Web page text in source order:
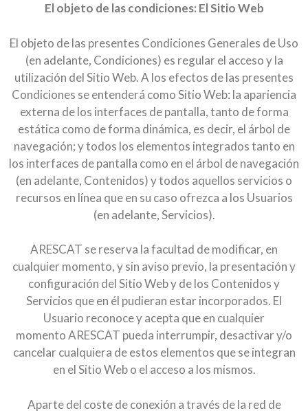
El objeto de las condiciones: El Sitio Web
El objeto de las presentes Condiciones Generales de Uso
(en adelante, Condiciones) es regular el acceso y la
utilización del Sitio Web. A los efectos de las presentes
Condiciones se entenderá como Sitio Web: la apariencia
externa de los interfaces de pantalla, tanto de forma
estática como de forma dinámica, es decir, el árbol de
navegación; y todos los elementos integrados tanto en
los interfaces de pantalla como en el árbol de navegación
(en adelante, Contenidos) y todos aquellos servicios o
recursos en línea que en su caso ofrezca a los Usuarios
(en adelante, Servicios).
ARESCAT se reserva la facultad de modificar, en
cualquier momento, y sin aviso previo, la presentación y
configuración del Sitio Web y de los Contenidos y
Servicios que en él pudieran estar incorporados. El
Usuario reconoce y acepta que en cualquier
momento ARESCAT pueda interrumpir, desactivar y/o
cancelar cualquiera de estos elementos que se integran
en el Sitio Web o el acceso a los mismos.
Aparte del coste de conexión a través de la red de